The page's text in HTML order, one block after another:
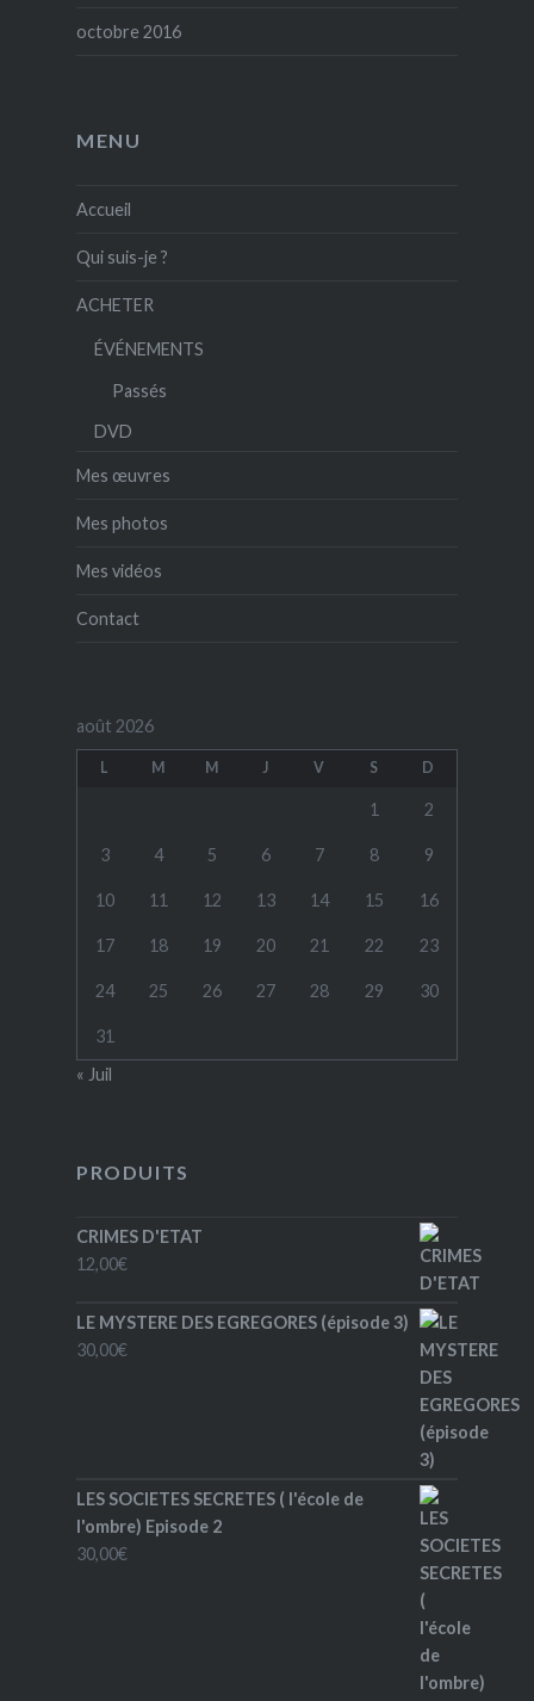
octobre 2016
MENU
Accueil
Qui suis-je ?
ACHETER
ÉVÉNEMENTS
Passés
DVD
Mes œuvres
Mes photos
Mes vidéos
Contact
août 2026
L M M J V S D
1 2
3 4 5 6 7 8 9
10 11 12 13 14 15 16
17 18 19 20 21 22 23
24 25 26 27 28 29 30
31
« Juil
PRODUITS
CRIMES D'ETAT
12,00€
LE MYSTERE DES EGREGORES (épisode 3)
30,00€
LES SOCIETES SECRETES ( l'école de
l'ombre) Episode 2
30,00€